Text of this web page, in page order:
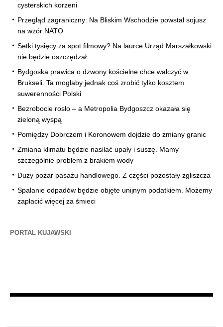
cysterskich korzeni
Przegląd zagraniczny: Na Bliskim Wschodzie powstał sojusz
na wzór NATO
Setki tysięcy za spot filmowy? Na laurce Urząd Marszałkowski
nie będzie oszczędzał
Bydgoska prawica o dzwony kościelne chce walczyć w
Brukseli. Ta mogłaby jednak coś zrobić tylko kosztem
suwerenności Polski
Bezrobocie rosło – a Metropolia Bydgoszcz okazała się
zieloną wyspą
Pomiędzy Dobrczem i Koronowem dojdzie do zmiany granic
Zmiana klimatu będzie nasilać upały i suszę. Mamy
szczególnie problem z brakiem wody
Duży pożar pasażu handlowego. Z części pozostały zgliszcza
Spalanie odpadów będzie objęte unijnym podatkiem. Możemy
zapłacić więcej za śmieci
PORTAL KUJAWSKI